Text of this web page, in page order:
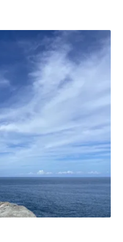
合計逾2.5兆元，加上審
關立法過程及爭議。
2分鐘就審過3月初，國
，一讀之後，至3月
「環島高鐵」交付經
東延」、「花東快」個
員會快速通過，皆送交
引發程序爭議。民進黨
會上批評，這是無視委
耗資上兆元，但交通委
1分50秒審